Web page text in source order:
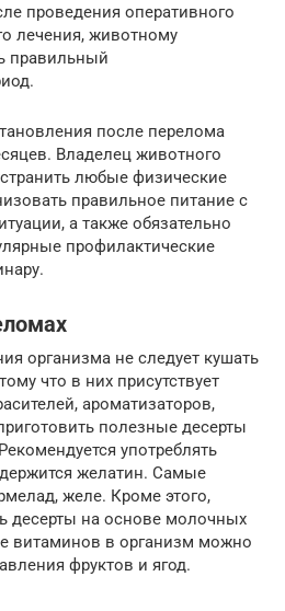
проведения оперативного
лечения, животному
правильный
после перелома
Владелец животного
любые физические
правильное питание с
а также обязательно
профилактические
организма не следует кушать
что в них присутствует
ароматизаторов,
полезные десерты
употреблять
желатин. Самые
желе. Кроме этого,
десерты на основе молочных
витаминов в организм можно
фруктов и ягод.